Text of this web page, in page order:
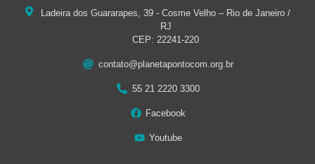
Ladeira dos Guararapes, 39 - Cosme Velho – Rio de Janeiro /
RJ
CEP: 22241-220
contato@planetapontocom.org.br
55 21 2220 3300
Facebook
Youtube